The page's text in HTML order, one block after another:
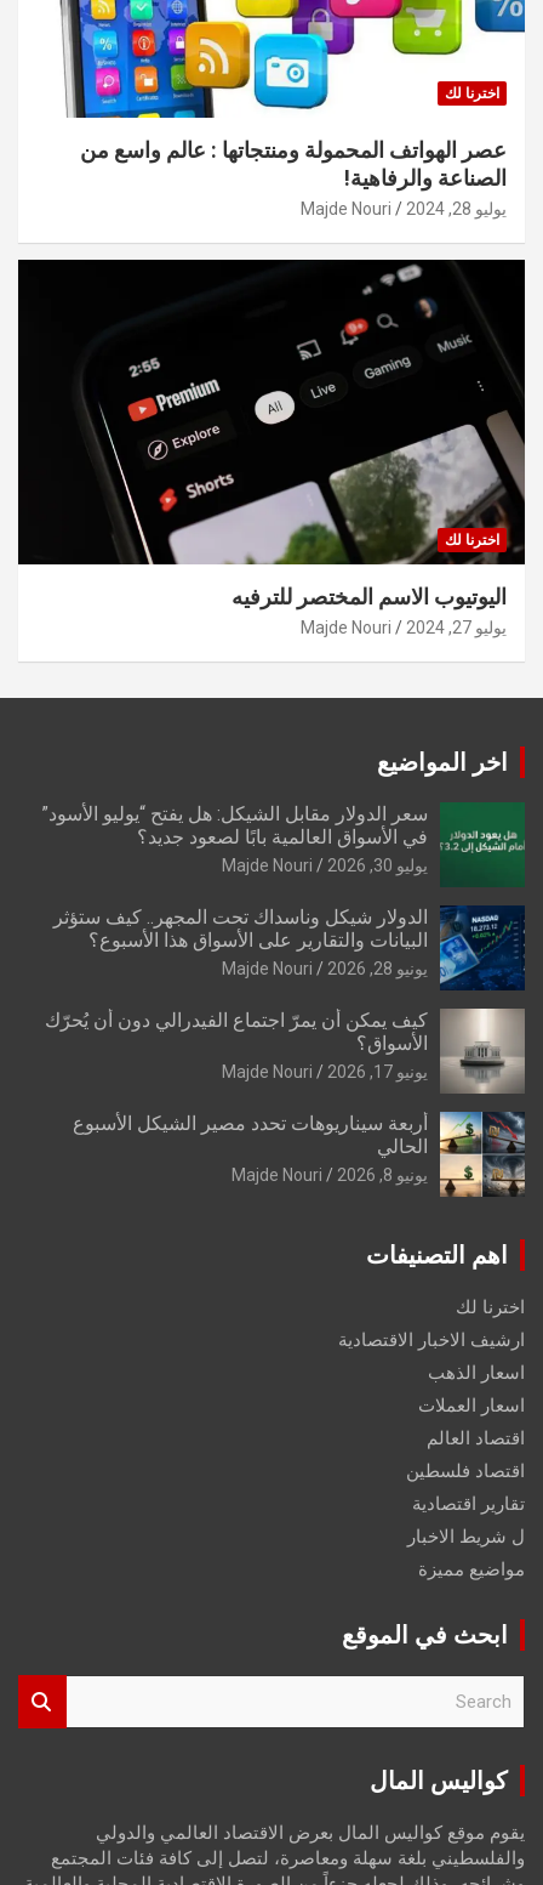
اخترنا لك
عصر الهواتف المحمولة ومنتجاتها : عالم واسع من
الصناعة والرفاهية!
يوليو 28, 2024 Majde Nouri
اخترنا لك
اليوتيوب الاسم المختصر للترفيه
يوليو 27, 2024 Majde Nouri
اخر المواضيع
سعر الدولار مقابل الشيكل: هل يفتح “يوليو الأسود”
في الأسواق العالمية بابًا لصعود جديد؟
يوليو 30, 2026 Majde Nouri
الدولار شيكل وناسداك تحت المجهر.. كيف ستؤثر
البيانات والتقارير على الأسواق هذا الأسبوع؟
يونيو 28, 2026 Majde Nouri
كيف يمكن أن يمرّ اجتماع الفيدرالي دون أن يُحرّك
الأسواق؟
يونيو 17, 2026 Majde Nouri
أربعة سيناريوهات تحدد مصير الشيكل الأسبوع
الحالي
يونيو 8, 2026 Majde Nouri
اهم التصنيفات
اخترنا لك
ارشيف الاخبار الاقتصادية
اسعار الذهب
اسعار العملات
اقتصاد العالم
اقتصاد فلسطين
تقارير اقتصادية
ل شريط الاخبار
مواضيع مميزة
ابحث في الموقع
r
كواليس المال
يقوم موقع كواليس المال بعرض الاقتصاد العالمي والدولي
والفلسطيني بلغة سهلة ومعاصرة، لتصل إلى كافة فئات المجتمع